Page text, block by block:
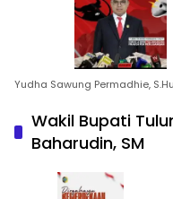
Yudha Sawung Permadhie,
Wakil Bupati
Baharudin, SM